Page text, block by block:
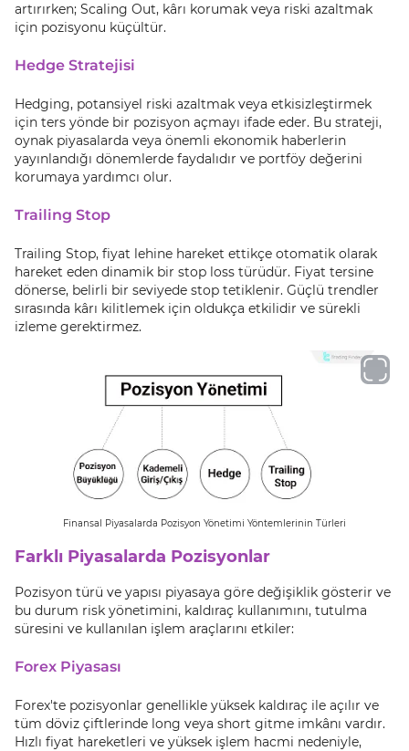
artırırken; Scaling Out, kârı korumak veya riski azaltmak
için pozisyonu küçültür.
Hedge Stratejisi
Hedging, potansiyel riski azaltmak veya etkisizleştirmek
için ters yönde bir pozisyon açmayı ifade eder. Bu strateji,
oynak piyasalarda veya önemli ekonomik haberlerin
yayınlandığı dönemlerde faydalıdır ve portföy değerini
korumaya yardımcı olur.
Trailing Stop
Trailing Stop, fiyat lehine hareket ettikçe otomatik olarak
hareket eden dinamik bir stop loss türüdür. Fiyat tersine
dönerse, belirli bir seviyede stop tetiklenir. Güçlü trendler
sırasında kârı kilitlemek için oldukça etkilidir ve sürekli
izleme gerektirmez.
Finansal Piyasalarda Pozisyon Yönetimi Yöntemlerinin Türleri
Farklı Piyasalarda Pozisyonlar
Pozisyon türü ve yapısı piyasaya göre değişiklik gösterir ve
bu durum risk yönetimini, kaldıraç kullanımını, tutulma
süresini ve kullanılan işlem araçlarını etkiler:
Forex Piyasası
Forex'te pozisyonlar genellikle yüksek kaldıraç ile açılır ve
tüm döviz çiftlerinde long veya short gitme imkânı vardır.
Hızlı fiyat hareketleri ve yüksek işlem hacmi nedeniyle,